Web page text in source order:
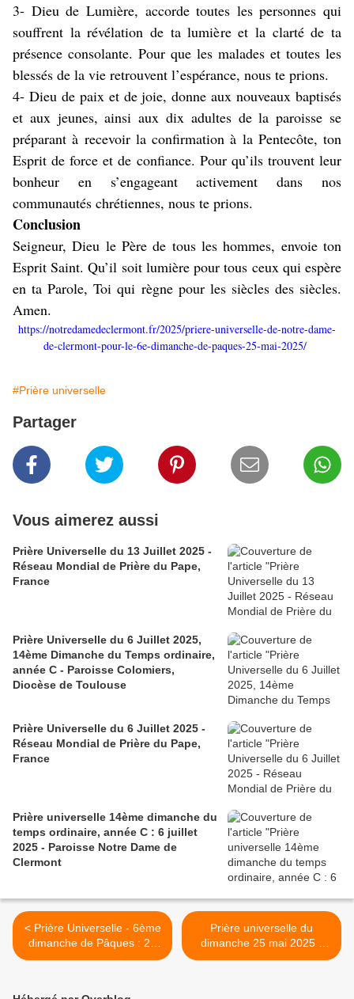
3- Dieu de Lumière, accorde toutes les personnes qui
souffrent la révélation de ta lumière et la clarté de ta
présence consolante. Pour que les malades et toutes les
blessés de la vie retrouvent l’espérance, nous te prions.
4- Dieu de paix et de joie, donne aux nouveaux baptisés
et aux jeunes, ainsi aux dix adultes de la paroisse se
préparant à recevoir la confirmation à la Pentecôte, ton
Esprit de force et de confiance. Pour qu’ils trouvent leur
bonheur en s’engageant activement dans nos
communautés chrétiennes, nous te prions.
Conclusion
Seigneur, Dieu le Père de tous les hommes, envoie ton
Esprit Saint. Qu’il soit lumière pour tous ceux qui espère
en ta Parole, Toi qui règne pour les siècles des siècles.
Amen.
https://notredamedeclermont.fr/2025/priere-universelle-de-notre-dame-
de-clermont-pour-le-6e-dimanche-de-paques-25-mai-2025/
#Prière universelle
Partager
Vous aimerez aussi
Prière Universelle du 13 Juillet 2025 -
Réseau Mondial de Prière du Pape,
France
Prière Universelle du 6 Juillet 2025,
14ème Dimanche du Temps ordinaire,
année C - Paroisse Colomiers,
Diocèse de Toulouse
Prière Universelle du 6 Juillet 2025 -
Réseau Mondial de Prière du Pape,
France
Prière universelle 14ème dimanche du
temps ordinaire, année C : 6 juillet
2025 - Paroisse Notre Dame de
Clermont
< Prière Universelle - 6ème
dimanche de Pâques : 25
mai 2025 - Paroisse de
Prière universelle du
dimanche 25 mai 2025 -
Réseau Mondial de Prière